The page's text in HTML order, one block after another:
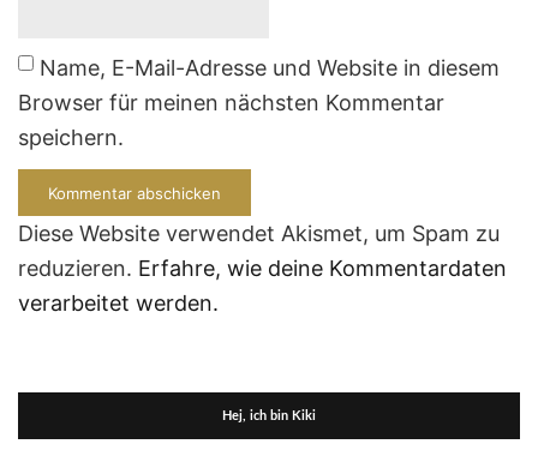
Name, E-Mail-Adresse und Website in diesem
Browser für meinen nächsten Kommentar
speichern.
Diese Website verwendet Akismet, um Spam zu
reduzieren. Erfahre, wie deine Kommentardaten
verarbeitet werden.
Hej, ich bin Kiki